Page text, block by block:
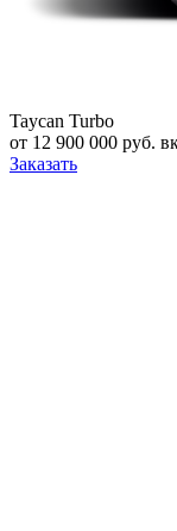
Taycan Turbo
от 12 900 000 руб.
Заказать